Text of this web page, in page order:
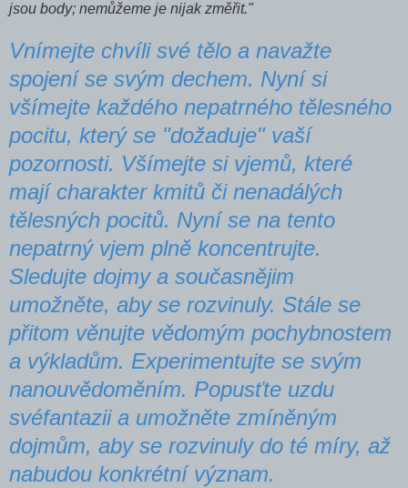
jsou body; nemůžeme je nijak změřit."
Vnímejte chvíli své tělo a navažte
spojení se svým dechem. Nyní si
všímejte každého nepatrného tělesného
pocitu, který se "dožaduje" vaší
pozornosti. Všímejte si vjemů, které
mají charakter kmitů či nenadálých
tělesných pocitů. Nyní se na tento
nepatrný vjem plně koncentrujte.
Sledujte dojmy a současnějim
umožněte, aby se rozvinuly. Stále se
přitom věnujte vědomým pochybnostem
a výkla­dům. Experimentujte se svým
nanouvědoměním. Popusť­te uzdu
svéfantazii a umožněte zmíněným
dojmům, aby se rozvinuly do té míry, až
nabudou konkrétní význam.